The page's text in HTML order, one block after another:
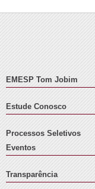
EMESP Tom Jobim
Estude Conosco
Processos Seletivos
Eventos
Transparência